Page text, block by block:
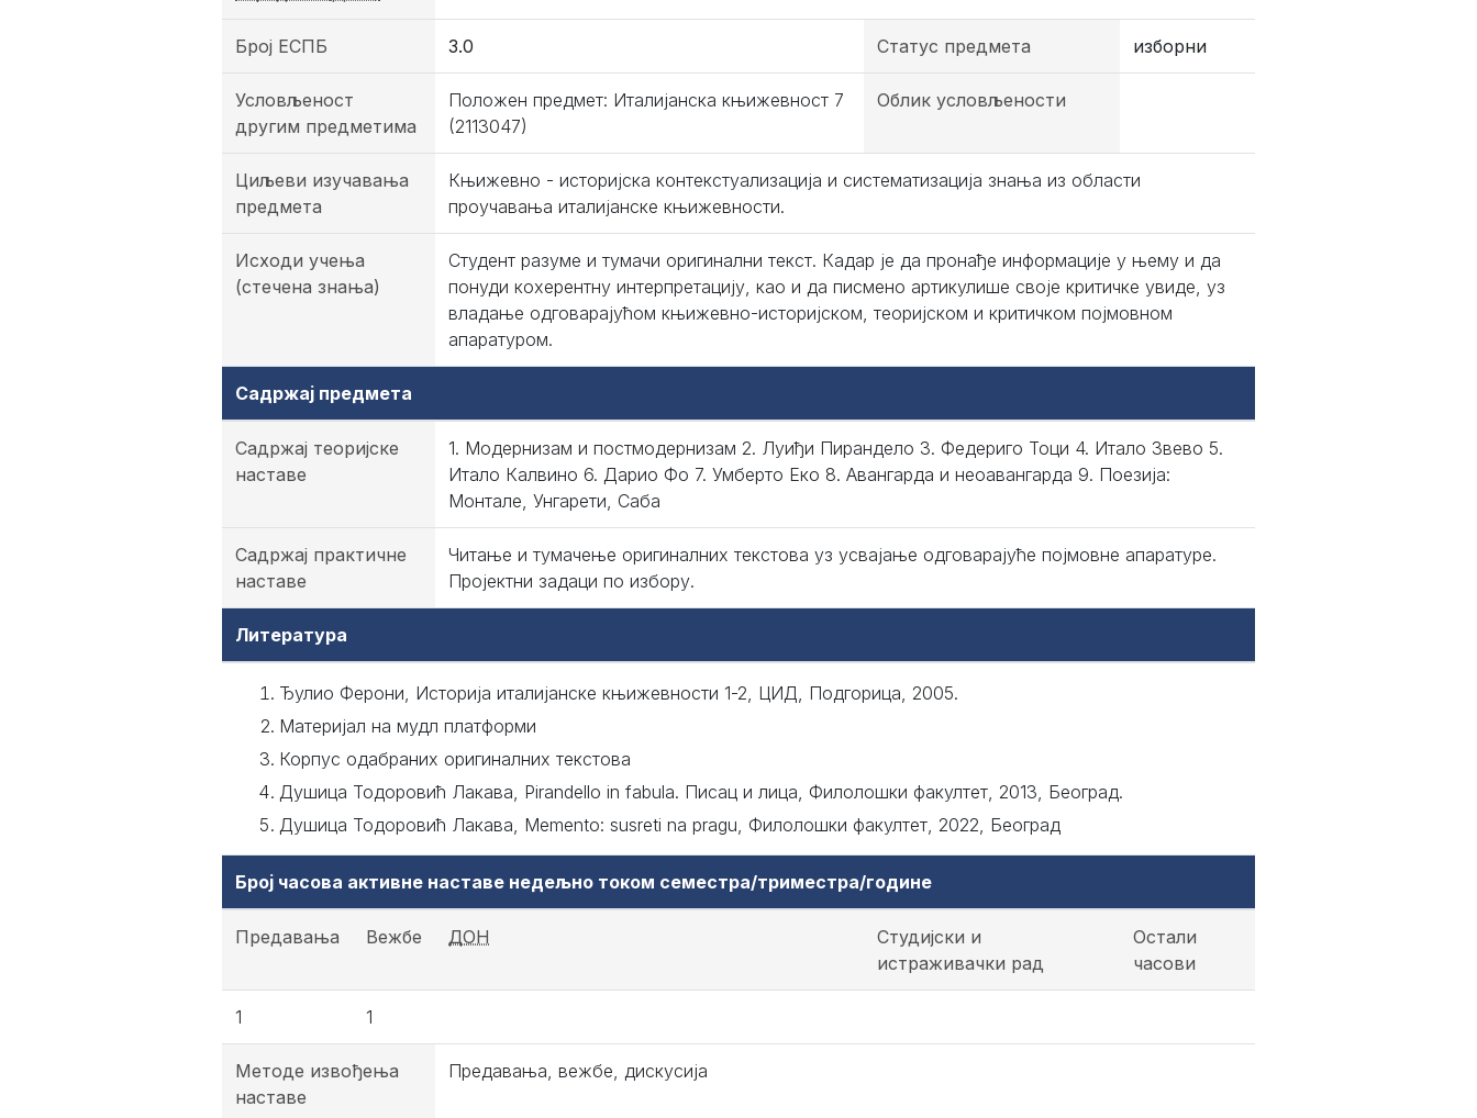
Број ЕСПБ 3.0 Статус предмета изборни
Условљеност
другим предметима
Положен предмет: Италијанска књижевност 7
(2113047)
Облик условљености
Циљеви изучавања
предмета
Књижевно - историјска контекстуализација и систематизација знања из области
проучавања италијанске књижевности.
Исходи учења
(стечена знања)
Студент разуме и тумачи оригинални текст. Кадар је да пронађе информације у њему и да
понуди кохерентну интерпретацију, као и да писмено артикулише своје критичке увиде, уз
владање одговарајућом књижевно-историјском, теоријском и критичком појмовном
апаратуром.
Садржај предмета
Садржај теоријске
наставе
1. Модернизам и постмодернизам 2. Луиђи Пирандело 3. Федериго Тоци 4. Итало Звево 5.
Итало Калвино 6. Дарио Фо 7. Умберто Еко 8. Авангарда и неоавангарда 9. Поезија:
Монтале, Унгарети, Саба
Садржај практичне
наставе
Читање и тумачење оригиналних текстова уз усвајање одговарајуће појмовне апаратуре.
Пројектни задаци по избору.
Литература
Ђулио Ферони, Историја италијанске књижевности 1-2, ЦИД, Подгорица, 2005.
Материјал на мудл платформи
Корпус одабраних оригиналних текстова
Душица Тодоровић Лакава, Pirandello in fabula. Писац и лица, Филолошки факултет, 2013, Београд.
Душица Тодоровић Лакава, Memento: susreti na pragu, Филолошки факултет, 2022, Београд
Број часова активне наставе недељно током семестра/триместра/године
Предавања Вежбе ДОН
Студијски и
истраживачки рад
Остали
часови
1 1
Методе извођења
наставе
Предавања, вежбе, дискусија